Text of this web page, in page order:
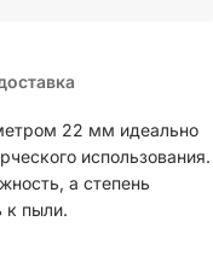
22 мм идеально
использования.
а степень
к пыли.